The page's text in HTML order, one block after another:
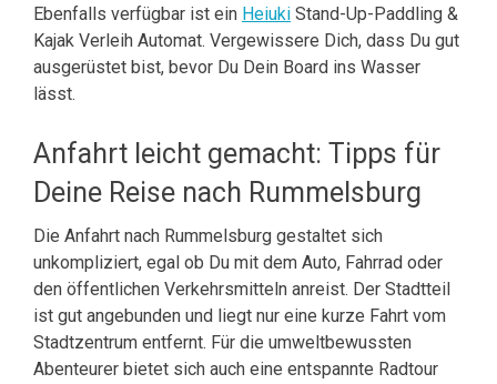
Ebenfalls verfügbar ist ein Heiuki Stand-Up-Paddling &
Kajak Verleih Automat. Vergewissere Dich, dass Du gut
ausgerüstet bist, bevor Du Dein Board ins Wasser
lässt.
Anfahrt leicht gemacht: Tipps für
Deine Reise nach Rummelsburg
Die Anfahrt nach Rummelsburg gestaltet sich
unkompliziert, egal ob Du mit dem Auto, Fahrrad oder
den öffentlichen Verkehrsmitteln anreist. Der Stadtteil
ist gut angebunden und liegt nur eine kurze Fahrt vom
Stadtzentrum entfernt. Für die umweltbewussten
Abenteurer bietet sich auch eine entspannte Radtour